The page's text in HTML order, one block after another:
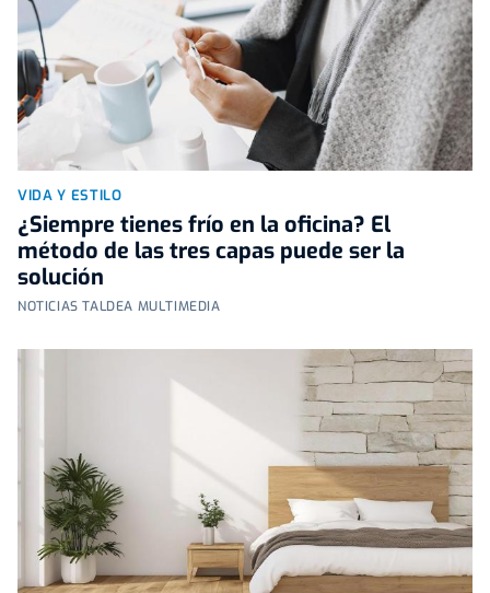
VIDA Y ESTILO
¿Siempre tienes frío en la oficina? El
método de las tres capas puede ser la
solución
NOTICIAS TALDEA MULTIMEDIA